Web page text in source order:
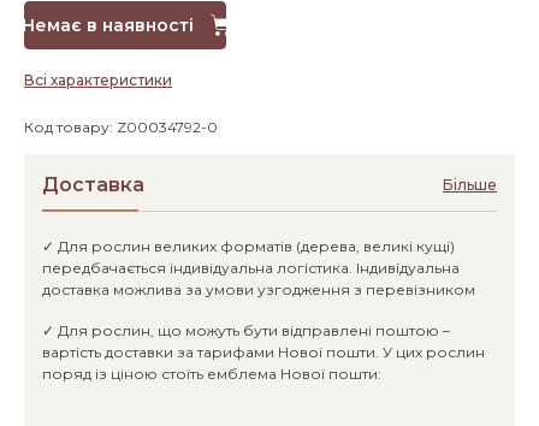
Немає в наявності
Всі характеристики
Код товару: Z00034792-0
Доставка Більше
✓ Для рослин великих форматів (дерева, великі кущі)
передбачається індивідуальна логістика. Індивідуальна
доставка можлива за умови узгодження з перевізником
✓ Для рослин, що можуть бути відправлені поштою –
вартість доставки за тарифами Нової пошти. У цих рослин
поряд із ціною стоїть емблема Нової пошти: